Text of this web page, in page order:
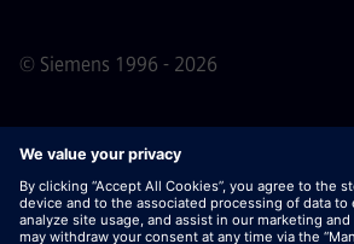
© Siemens 1996 - 2026
Important Note:For all job applicants
please note Siemens does not ask for
prior/during/after the application